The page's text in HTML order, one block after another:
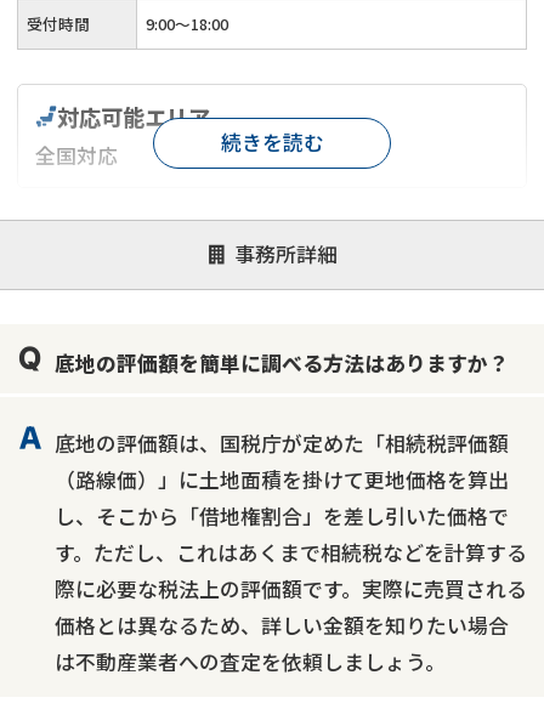
受付時間 9:00～18:00
事務所詳細
対応可能エリア
全国対応
対応が親身 オンライン面談可能
レスポンスが早い
1億円以上の買取可
続きを読む
底地の評価額を簡単に調べる方法はありますか？
底地の評価額は、国税庁が定めた「相続税評価額
（路線価）」に土地面積を掛けて更地価格を算出
し、そこから「借地権割合」を差し引いた価格で
す。ただし、これはあくまで相続税などを計算する
際に必要な税法上の評価額です。実際に売買される
価格とは異なるため、詳しい金額を知りたい場合
は不動産業者への査定を依頼しましょう。